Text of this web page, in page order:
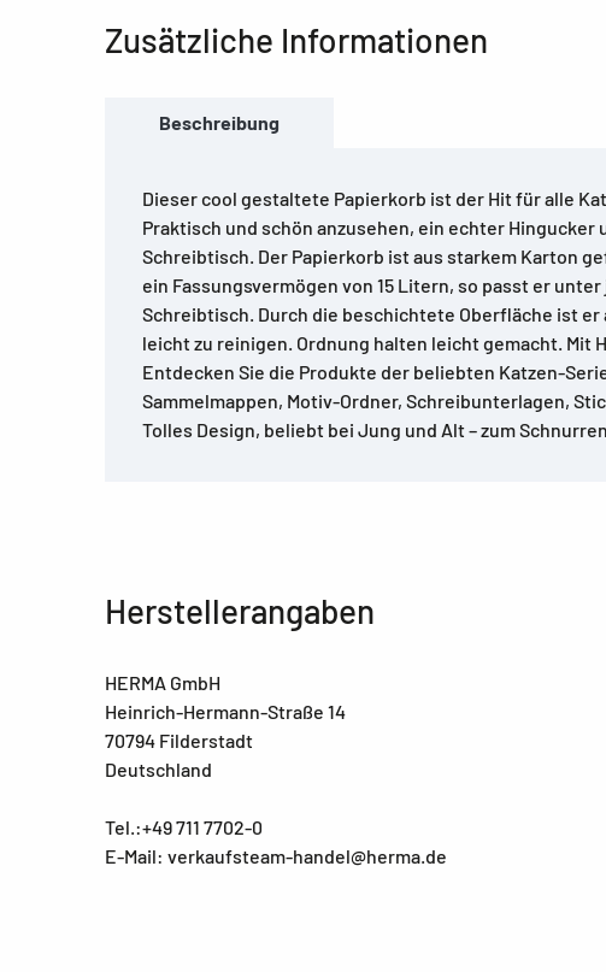
Zusätzliche Informationen
Beschreibung
Dieser cool gestaltete Papierkorb ist der Hit für alle
Praktisch und schön anzusehen, ein echter Hingucker
Schreibtisch. Der Papierkorb ist aus starkem Karton
ein Fassungsvermögen von 15 Litern, so passt er unter
Schreibtisch. Durch die beschichtete Oberfläche ist er
leicht zu reinigen. Ordnung halten leicht gemacht. Mit
Entdecken Sie die Produkte der beliebten Katzen-
Sammelmappen, Motiv-Ordner, Schreibunterlagen,
Tolles Design, beliebt bei Jung und Alt – zum
Herstellerangaben
HERMA GmbH
Heinrich-Hermann-Straße 14
70794 Filderstadt
Deutschland
Tel.:+49 711 7702-0
E-Mail: verkaufsteam-handel@herma.de